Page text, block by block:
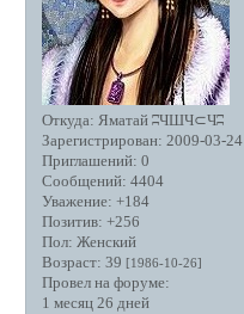
Откуда: Яматай ʭЧШЧ⊂Чʭ
Зарегистрирован: 2009-03-24
Приглашений: 0
Сообщений: 4404
Уважение: +184
Позитив: +256
Пол: Женский
Возраст: 39 [1986-10-26]
Провел на форуме:
1 месяц 26 дней